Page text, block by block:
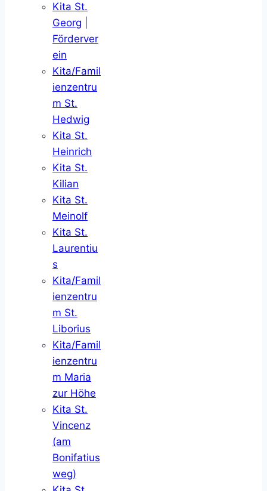
Kita St.
Georg
Förderver
ein
Kita/Famil
ienzentru
m St.
Hedwig
Kita St.
Heinrich
Kita St.
Kilian
Kita St.
Meinolf
Kita St.
Laurentiu
s
Kita/Famil
ienzentru
m St.
Liborius
Kita/Famil
ienzentru
m Maria
zur Höhe
Kita St.
Vincenz
(am
Bonifatius
weg)